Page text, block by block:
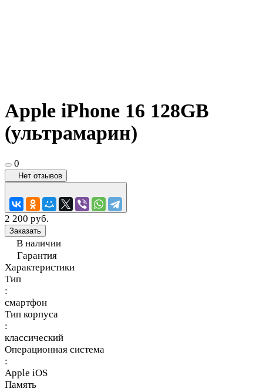
Apple iPhone 16 128GB
(ультрамарин)
0
Нет отзывов
2 200 руб.
Заказать
В наличии
Гарантия
Характеристики
Тип
:
смартфон
Тип корпуса
:
классический
Операционная система
:
Apple iOS
Память